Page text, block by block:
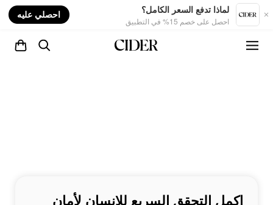
لماذا تدفع السعر الكامل؟
احصل على خصم 15% في التطبيق
احصلي عليه
اكمل التحقق السريع للإنسان لأمان